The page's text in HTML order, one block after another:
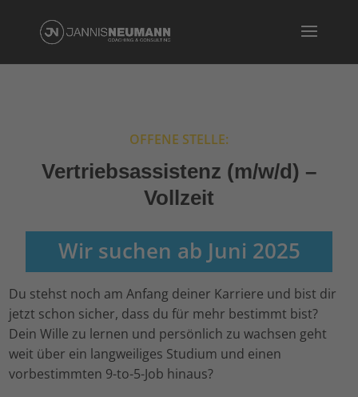
OFFENE STELLE:
Vertriebsassistenz (m/w/d) –
Vollzeit
Wir suchen ab Juni 2025
Du stehst noch am Anfang deiner Karriere und bist dir
jetzt schon sicher, dass du für mehr bestimmt bist?
Dein Wille zu lernen und persönlich zu wachsen geht
weit über ein langweiliges Studium und einen
vorbestimmten 9-to-5-Job hinaus?